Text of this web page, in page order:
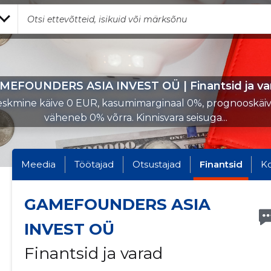
ASIA INVEST OÜ | Finantsid ja
käive 0 EUR, kasumimarginaal 0%,
väheneb 0% võrra. Kinnisvara seisuga...
Meedia Töötajad Otsustajad Finantsid
GAMEFOUNDERS ASIA
INVEST OÜ
Finantsid ja varad